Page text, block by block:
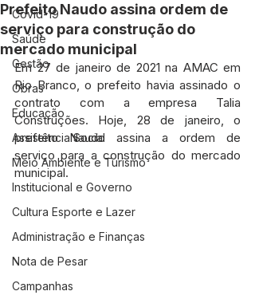
Covid-19
Saúde
Gestão
Obras
Educação
Assistência Social
Meio Ambiente e Turismo
Institucional e Governo
Cultura Esporte e Lazer
Administração e Finanças
Nota de Pesar
Campanhas
Prefeito Naudo assina ordem de
serviço para construção do
mercado municipal
Em 27 de janeiro de 2021 na AMAC em
Rio Branco, o prefeito havia assinado o
contrato com a empresa Talia
Construções. Hoje, 28 de janeiro, o
prefeito Naudo assina a ordem de
serviço para a construção do mercado
municipal.